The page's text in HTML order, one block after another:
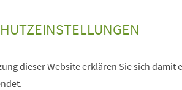
dieser Website erklären Sie sich damit